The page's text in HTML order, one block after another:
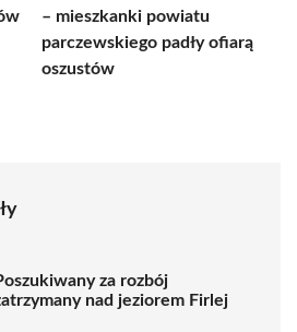
– mieszkanki powiatu
parczewskiego padły ofiarą
oszustów
za rozbój
nad jeziorem Firlej